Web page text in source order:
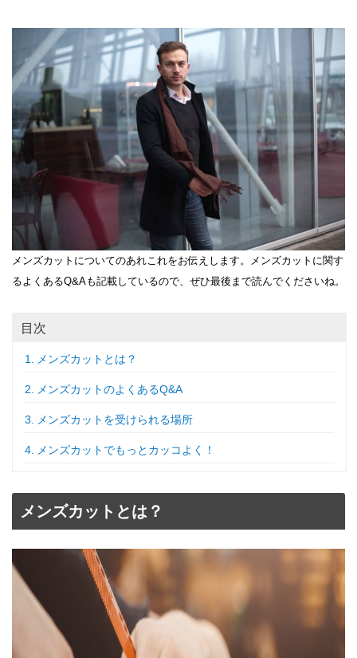
メンズカットについてのあれこれをお伝えします。メンズカットに関す
るよくあるQ&Aも記載しているので、ぜひ最後まで読んでくださいね。
目次
メンズカットとは？
メンズカットのよくあるQ&A
メンズカットを受けられる場所
メンズカットでもっとカッコよく！
メンズカットとは？